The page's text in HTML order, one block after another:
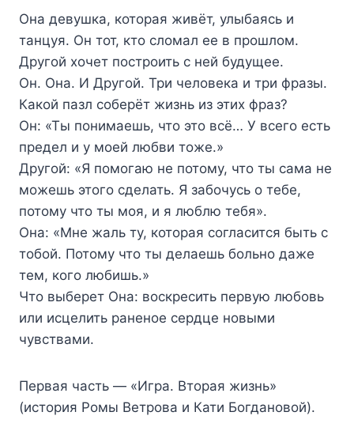
Она девушка, которая живёт, улыбаясь и
танцуя. Он тот, кто сломал ее в прошлом.
Другой хочет построить с ней будущее.
Он. Она. И Другой. Три человека и три фразы.
Какой пазл соберёт жизнь из этих фраз?
Он: «Ты понимаешь, что это всё… У всего есть
предел и у моей любви тоже.»
Другой: «Я помогаю не потому, что ты сама не
можешь этого сделать. Я забочусь о тебе,
потому что ты моя, и я люблю тебя».
Она: «Мне жаль ту, которая согласится быть с
тобой. Потому что ты делаешь больно даже
тем, кого любишь.»
Что выберет Она: воскресить первую любовь
или исцелить раненое сердце новыми
чувствами.
Первая часть — «Игра. Вторая жизнь»
(история Ромы Ветрова и Кати Богдановой).